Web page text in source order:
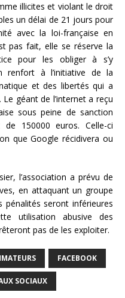
illicites et violant le droit
un délai de 21 jours pour
avec la loi-française en
pas fait, elle se réserve la
pour les obliger à s’y
renfort à l’initiative de la
et des libertés qui a
géant de l’internet a reçu
sous peine de sanction
de 150000 euros. Celle-ci
que Google récidivera ou
l’association a prévu de
en attaquant un groupe
pénalités seront inférieures
utilisation abusive des
pas de les exploiter.
FACEBOOK
SOCIAUX